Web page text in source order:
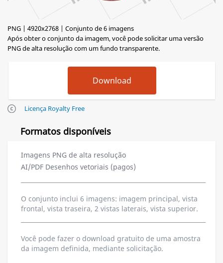
PNG | 4920x2768 | Conjunto de 6 imagens
Após obter o conjunto da imagem, você pode solicitar uma versão
PNG de alta resolução com um fundo transparente.
Licença Royalty Free
Formatos disponíveis
Imagens PNG de alta resolução
AI/PDF Desenhos vetoriais (pagos)
O conjunto inclui 6 imagens: imagem principal, vista
frontal, vista traseira, 2 vistas laterais, vista superior.
Você pode fazer o download gratuito de uma amostra
da imagem definida, mediante solicitação.